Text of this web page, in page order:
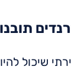
שיכול